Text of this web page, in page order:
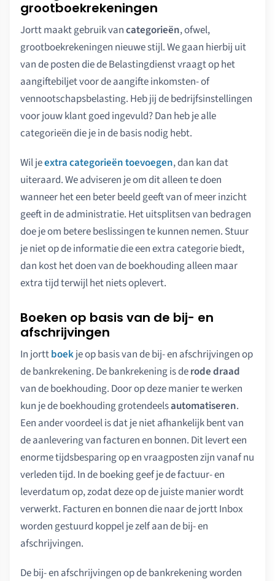
grootboekrekeningen
Jortt maakt gebruik vancategorieën, ofwel,
grootboekrekeningen nieuwe stijl. We gaan hierbij uit
van de posten die de Belastingdienst vraagt op het
aangiftebiljet voor de aangifte inkomsten- of
vennootschapsbelasting. Heb jij de bedrijfsinstellingen
voor jouw klant goed ingevuld? Dan heb je alle
categorieën die je in de basis nodig hebt.
Wil jeextra categorieën toevoegen, dan kan dat
uiteraard. We adviseren je om dit alleen te doen
wanneer het een beter beeld geeft van of meer inzicht
geeft in de administratie. Het uitsplitsen van bedragen
doe je om betere beslissingen te kunnen nemen. Stuur
je niet op de informatie die een extra categorie biedt,
dan kost het doen van de boekhouding alleen maar
extra tijd terwijl het niets oplevert.
Boeken op basis van de bij- en
afschrijvingen
In jorttboekje op basis van de bij- en afschrijvingen op
de bankrekening. De bankrekening is derode draad
van de boekhouding. Door op deze manier te werken
kun je de boekhouding grotendeelsautomatiseren.
Een ander voordeel is dat je niet afhankelijk bent van
de aanlevering van facturen en bonnen. Dit levert een
enorme tijdsbesparing op en vraagposten zijn vanaf nu
verleden tijd. In de boeking geef je de factuur- en
leverdatum op, zodat deze op de juiste manier wordt
verwerkt. Facturen en bonnen die naar de jortt Inbox
worden gestuurd koppel je zelf aan de bij- en
afschrijvingen.
De bij- en afschrijvingen op de bankrekening worden